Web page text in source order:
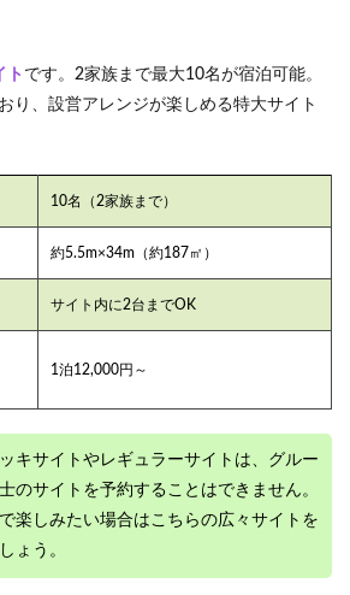
ト です。2家族まで最大10名が宿泊可能。
り、設営アレンジが楽しめる特大サイト
10名（2家族まで）
約5.5m×34m（約187㎡）
サイト内に2台までOK
1泊12,000円～
キサイトやレギュラーサイトは、グルー
のサイトを予約することはできません。
楽しみたい場合はこちらの広々サイトを
ょう。